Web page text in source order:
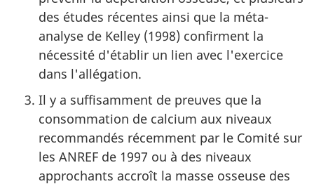
des études récentes ainsi que la méta-
analyse de Kelley (1998) confirment la
nécessité d'établir un lien avec l'exercice
dans l'allégation.
Il y a suffisamment de preuves que la
consommation de calcium aux niveaux
recommandés récemment par le Comité sur
les ANREF de 1997 ou à des niveaux
approchants accroît la masse osseuse des